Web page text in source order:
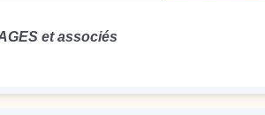
et associés